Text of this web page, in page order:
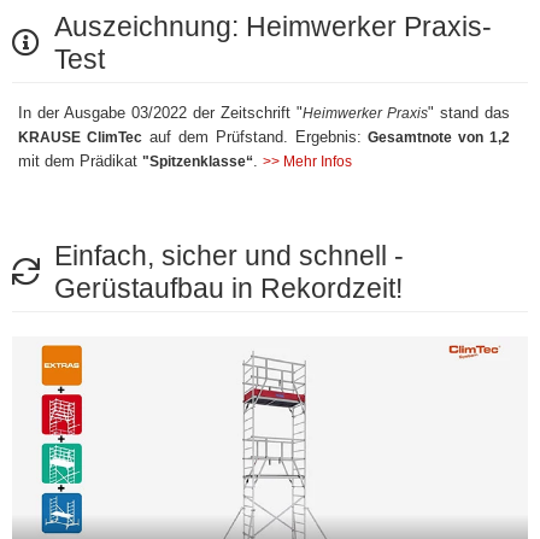
Auszeichnung: Heimwerker Praxis-
Test
In der Ausgabe 03/2022 der Zeitschrift "Heimwerker Praxis" stand das
KRAUSE ClimTec auf dem Prüfstand. Ergebnis: Gesamtnote von 1,2
mit dem Prädikat "Spitzenklasse“ >> Mehr Infos
Einfach, sicher und schnell -
Gerüstaufbau in Rekordzeit!